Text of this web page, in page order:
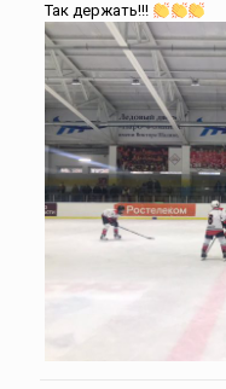
Так держать!!!